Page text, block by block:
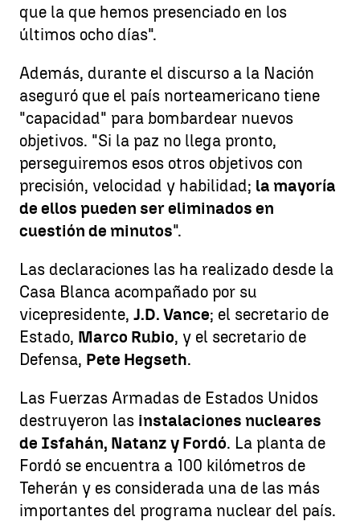
que la que hemos presenciado en los
últimos ocho días".
Además, durante el discurso a la Nación
aseguró que el país norteamericano tiene
"capacidad" para bombardear nuevos
objetivos. "Si la paz no llega pronto,
perseguiremos esos otros objetivos con
precisión, velocidad y habilidad; la mayoría
de ellos pueden ser eliminados en
cuestión de minutos".
Las declaraciones las ha realizado desde la
Casa Blanca acompañado por su
vicepresidente, J.D. Vance; el secretario de
Estado, Marco Rubio, y el secretario de
Defensa, Pete Hegseth.
Las Fuerzas Armadas de Estados Unidos
destruyeron las instalaciones nucleares
de Isfahán, Natanz y Fordó. La planta de
Fordó se encuentra a 100 kilómetros de
Teherán y es considerada una de las más
importantes del programa nuclear del país.